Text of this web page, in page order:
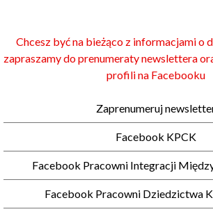
Chcesz być na bieżąco z informacjami o
zapraszamy do prenumeraty newslettera
profili na Facebooku
Zaprenumeruj
Facebook KPCK
Facebook Pracowni Integracji
Facebook Pracowni Dziedzictwa